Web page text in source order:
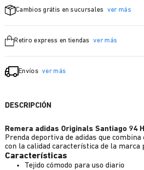
Cambios grátis en sucursales ver más
Retiro express en tiendas ver más
Envíos ver más
DESCRIPCIÓN
Remera adidas Originals Santiago 94
Prenda deportiva de adidas que combina
con la calidad característica de la marca
Características
Tejido cómodo para uso diario